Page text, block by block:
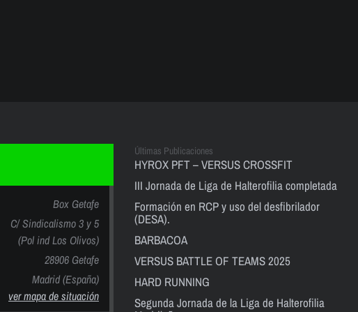
Box Getafe
C/ Sindicalismo 3 y 5
(Pol ind Los Olivos)
28906 Getafe
Madrid (España)
ver mapa de situación
Últimas Publicaciones
HYROX PFT – VERSUS CROSSFIT
III Jornada de Liga de Halterofilia completada
Formación en RCP y uso del desfibrilador
(DESA).
BARBACOA
VERSUS BATTLE OF TEAMS 2025
HARD RUNNING
Segunda Jornada de la Liga de Halterofilia